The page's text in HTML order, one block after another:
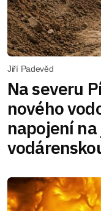
Jiří Padevěd
Na severu
nového
napojení